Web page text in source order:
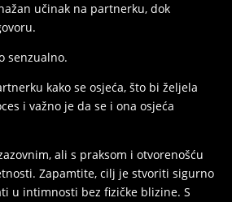
učinak na partnerku, dok
senzualno.
kako se osjeća, što bi željela
i važno je da se i ona osjeća
ali s praksom i otvorenošću
Zapamtite, cilj je stvoriti sigurno
u intimnosti bez fizičke blizine. S